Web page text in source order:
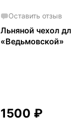
Оставить отзыв
Льняной чехол
«Ведьмовской»
1500 ₽